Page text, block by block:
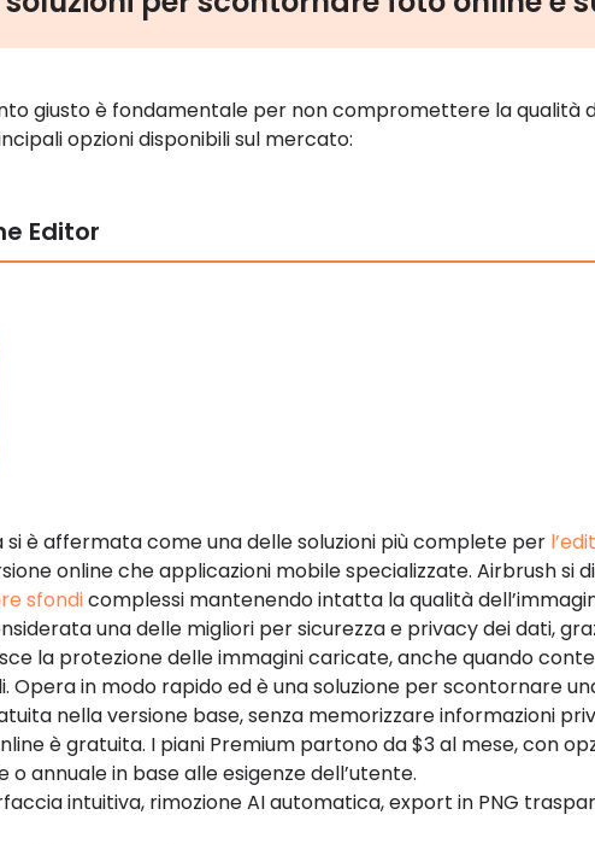
giusto è fondamentale per non compromettere la qualità
opzioni disponibili sul mercato:
Editor
è affermata come una delle soluzioni più complete per
online che applicazioni mobile specializzate. Airbrush si
sfondicomplessi mantenendo intatta la qualità
una delle migliori per sicurezza e privacy dei dati,
la protezione delle immagini caricate, anche quando
Opera in modo rapido ed è una soluzione per scontornare
nella versione base, senza memorizzare informazioni
è gratuita. I piani Premium partono da $3 al mese, con
o annuale in base alle esigenze dell’utente.
intuitiva, rimozione AI automatica, export in PNG